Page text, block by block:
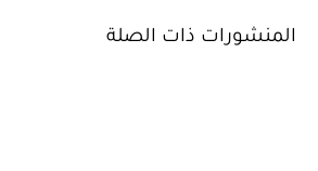
المنشورات ذات الصلة